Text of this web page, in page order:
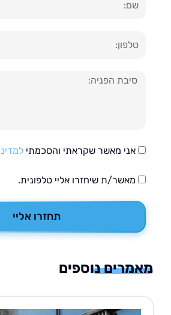
אני מאשר שקראתי והסכמתילמדיניות
מאשר/ת שיחזרו אליי טלפונית.
תחזרו אליי
נוספים